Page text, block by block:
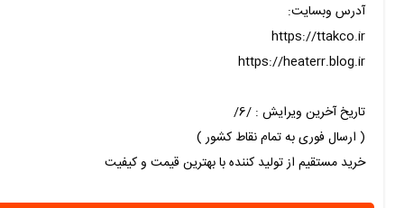
آدرس وبسایت:
https://ttakco.ir
https://heaterr.blog.ir
تاریخ آخرین ویرایش : /6/
( ارسال فوری به تمام نقاط کشور )
خرید مستقیم از تولید کننده با بهترین قیمت و کیفیت